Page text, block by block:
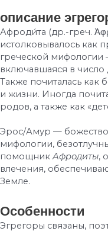
описание
Афроди́та (др.-греч.
истолковывалось как
греческой
включавшаяся в
Также почиталась как
и жизни. Иногда
родов, а также как
Эрос/Амур —
мифологии,
помощникАфродиты,
влечения,
Земле.
Особенности
Эгрегоры связаны,